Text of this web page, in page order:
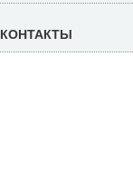
КОНТАКТЫ